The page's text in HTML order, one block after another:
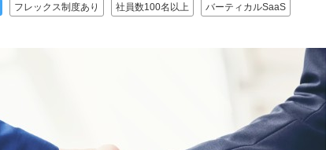
フレックス制度あり 社員数100名以上 バーティカルSaaS